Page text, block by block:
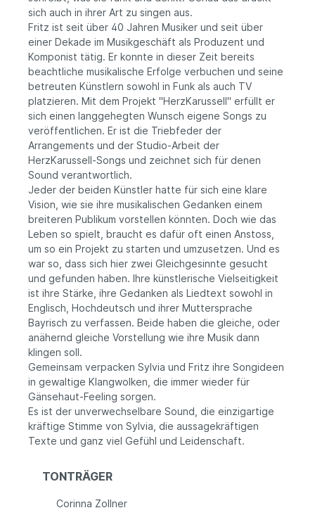
sich auch in ihrer Art zu singen aus.
Fritz ist seit über 40 Jahren Musiker und seit über
einer Dekade im Musikgeschäft als Produzent und
Komponist tätig. Er konnte in dieser Zeit bereits
beachtliche musikalische Erfolge verbuchen und seine
betreuten Künstlern sowohl in Funk als auch TV
platzieren. Mit dem Projekt "HerzKarussell" erfüllt er
sich einen langgehegten Wunsch eigene Songs zu
veröffentlichen. Er ist die Triebfeder der
Arrangements und der Studio-Arbeit der
HerzKarussell-Songs und zeichnet sich für denen
Sound verantwortlich.
Jeder der beiden Künstler hatte für sich eine klare
Vision, wie sie ihre musikalischen Gedanken einem
breiteren Publikum vorstellen könnten. Doch wie das
Leben so spielt, braucht es dafür oft einen Anstoss,
um so ein Projekt zu starten und umzusetzen. Und es
war so, dass sich hier zwei Gleichgesinnte gesucht
und gefunden haben. Ihre künstlerische Vielseitigkeit
ist ihre Stärke, ihre Gedanken als Liedtext sowohl in
Englisch, Hochdeutsch und ihrer Muttersprache
Bayrisch zu verfassen. Beide haben die gleiche, oder
anähernd gleiche Vorstellung wie ihre Musik dann
klingen soll.
Gemeinsam verpacken Sylvia und Fritz ihre Songideen
in gewaltige Klangwolken, die immer wieder für
Gänsehaut-Feeling sorgen.
Es ist der unverwechselbare Sound, die einzigartige
kräftige Stimme von Sylvia, die aussagekräftigen
Texte und ganz viel Gefühl und Leidenschaft.
TONTRÄGER
Corinna Zollner